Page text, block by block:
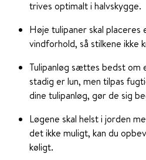
trives optimalt i halvskygge.
Høje tulipaner skal
vindforhold, så stilkene
Tulipanløg sættes bedst om
stadig er lun, men tilpas
dine tulipanløg, gør de sig
Løgene skal helst i jorden
det ikke muligt, kan du
køligt.